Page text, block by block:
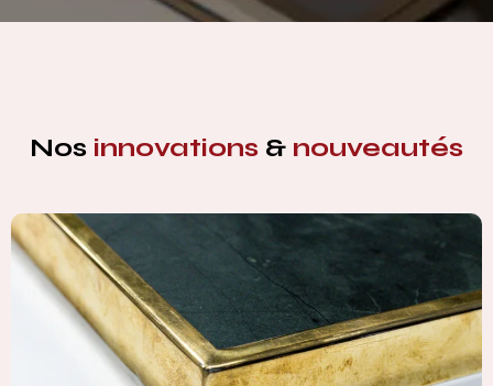
Nos innovations & nouveautés